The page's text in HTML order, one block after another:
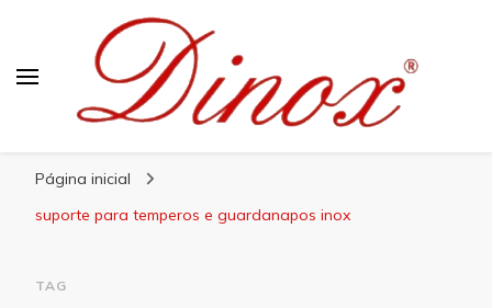
Página inicial
suporte para temperos e guardanapos inox
TAG